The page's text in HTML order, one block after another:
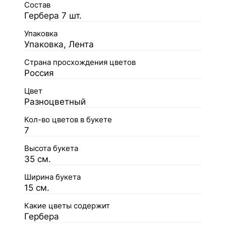
Состав
Гербера 7 шт.
Упаковка
Упаковка, Лента
Страна просхождения цветов
Россия
Цвет
Разноцветный
Кол-во цветов в букете
7
Высота букета
35 см.
Ширина букета
15 см.
Какие цветы содержит
Гербера